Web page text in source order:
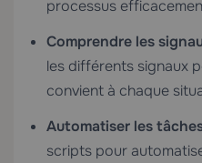
processus
Comprendre les
les différents signaux
convient à chaque
Automatiser les
scripts pour